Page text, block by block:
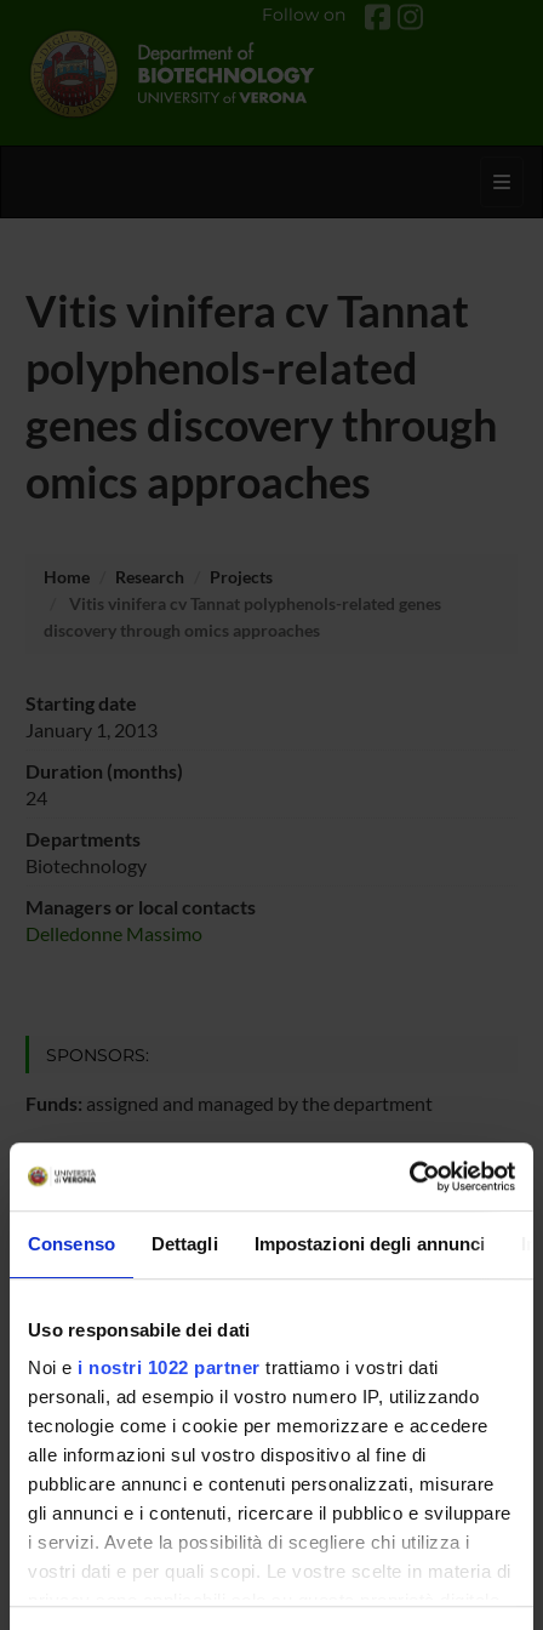
Consenso Dettagli Impostazioni degli annunci
Uso responsabile dei dati
Noi e i nostri 1022 partner trattiamo i vostri dati
personali, ad esempio il vostro numero IP, utilizzando
tecnologie come i cookie per memorizzare e accedere
alle informazioni sul vostro dispositivo al fine di
pubblicare annunci e contenuti personalizzati, misurare
gli annunci e i contenuti, ricercare il pubblico e sviluppare
i servizi. Avete la possibilità di scegliere chi utilizza i
vostri dati e per quali scopi. Le vostre scelte in materia di
Follow on
Vitis vinifera cv Tannat
polyphenols-related
genes discovery through
omics approaches
Home Research
Projects
Vitis vinifera cv Tannat polyphenols-related genes
discovery through omics approaches
Starting date
January 1, 2013
Duration (months)
24
Departments
Biotechnology
Managers or local contacts
Delledonne Massimo
SPONSORS:
Funds: assigned and managed by the department
PROJECT PARTICIPANTS
Massimo Delledonne
Full Professor
RESEARCH AREAS INVOLVED IN THE PROJECT
Viticoltura ed enologia
Genomics, comparative genomics, functional genomics